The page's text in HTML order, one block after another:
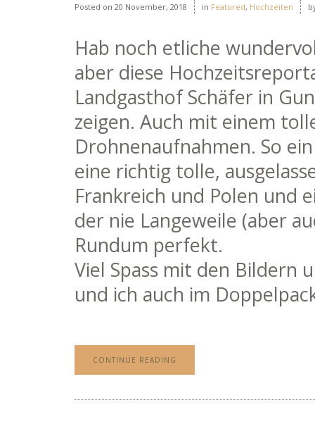
Posted on 20 November, 2018 in Featured, Hochzeiten
Hab noch etliche
aber diese
Landgasthof Schäfer in
zeigen. Auch mit einem
Drohnenaufnahmen. So
eine richtig tolle,
Frankreich und Polen und
der nie Langeweile (aber
Rundum perfekt.
Viel Spass mit den Bildern
und ich auch im
CONTINUE READING